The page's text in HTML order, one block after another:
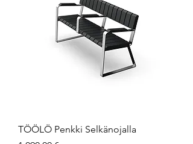
TÖÖLÖ Penkki Selkänojalla